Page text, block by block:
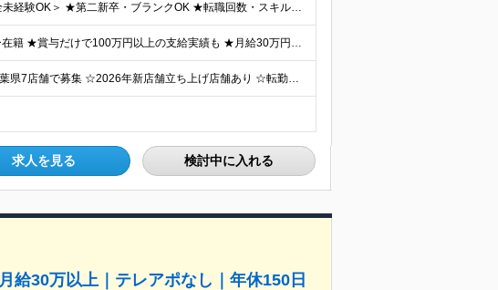
＜応募いただいた方全員と面接！完全未経験OK＞ ★第二新卒・ブランクOK ★転職回数・スキル不問 ★学歴不問 ◎第二新卒も大歓迎 「新卒で入社したけど、環境が合わなくて早期に退職してしまった」 とい
★入社1年で年収1000万円のメンバー在籍 ★賞与だけで100万円以上の支給実績も ★月給30万円以上 月給30万円～50万円＋賞与年1回（最大3カ月分）＋インセンティブ＋各種手当 ※研修期間中は
☆マイカー通勤OK・駐車場完備 ☆千葉県7店舗で募集 ☆2026年新店舗立ち上げ店舗あり ☆転勤なし 本社、もしくは以下店舗での勤務になります。 【本社】 千葉県印旛郡酒々井町本佐倉457-2
求人を見る 検討中に入れる
給30万以上｜テレアポなし｜年休150日